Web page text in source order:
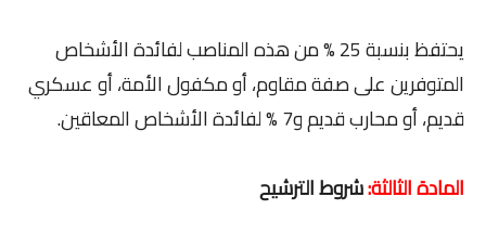
يحتفظ بنسبة 25 % من هذه المناصب لفائدة الأشخاص
المتوفرين على صفة مقاوم، أو مكفول الأمة، أو عسكري
قديم، أو محارب قديم و7 % لفائدة الأشخاص المعاقين.
المادة الثالثة:شروط الترشيح